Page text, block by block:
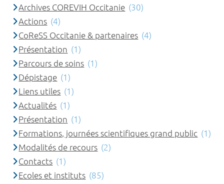
Archives COREVIH Occitanie (30)
Actions (4)
CoReSS Occitanie & partenaires (4)
Présentation (1)
Parcours de soins (1)
Dépistage (1)
Liens utiles (1)
Actualités (1)
Présentation (1)
Formations, journées scientifiques grand public (1)
Modalités de recours (2)
Contacts (1)
Ecoles et instituts (85)